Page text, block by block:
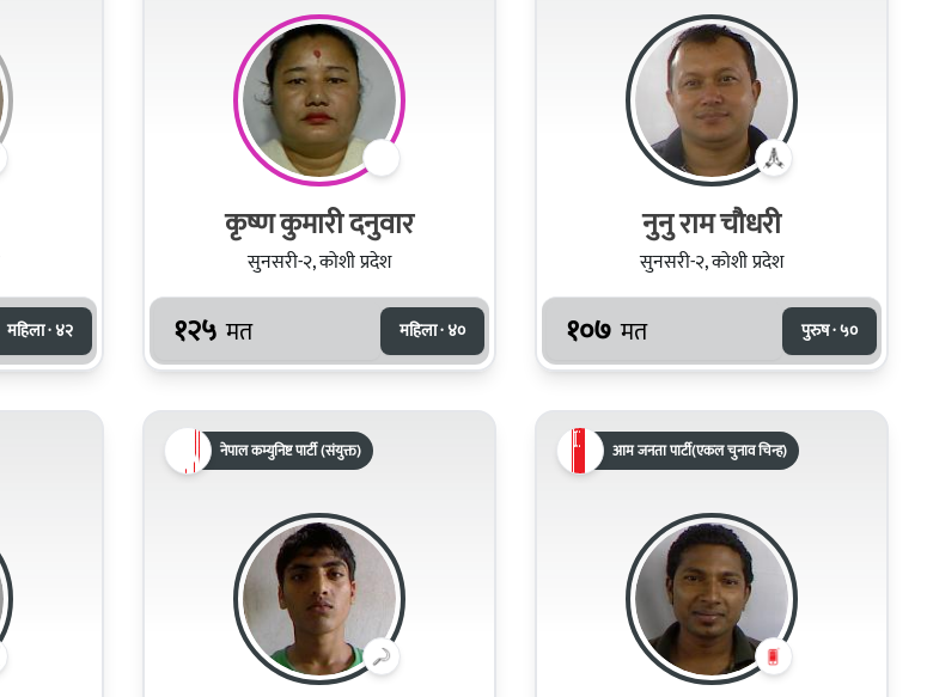
महिला · ४२
कृष्ण कुमारी दनुवार
सुनसरी-२, कोशी प्रदेश
१२५ मत महिला · ४०
नुनु राम चौधरी
सुनसरी-२, कोशी प्रदेश
१०७ मत पुरुष · ५०
नेपाल कम्युनिष्ट पार्टी (संयुक्त) आम जनता पार्टी(एकल चुनाव चिन्ह)